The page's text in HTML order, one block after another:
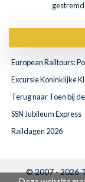
European Railtours:
Excursie Koninklijke
Terug naar Toen bij
SSN Jubileum Express
Raildagen 2026
© 2007 - 2026